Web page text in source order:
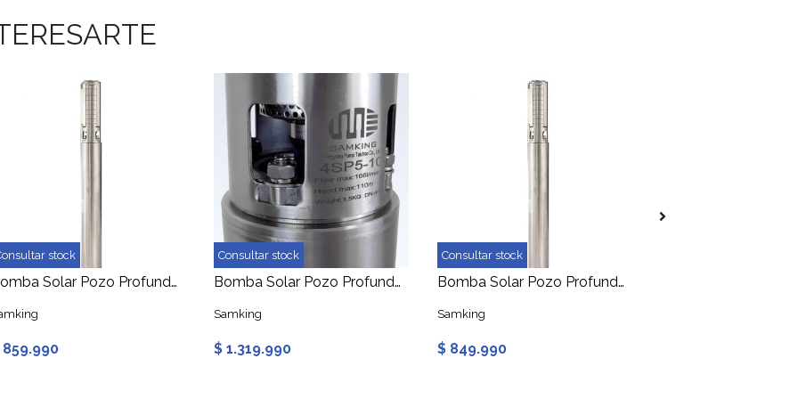
stock
Bomba Solar Pozo Profundo 4" 240V 24m3/hr 51mca 2250W DC/AC
859.990
Consultar stock
Bomba Solar Pozo Profundo 5" 360V 33m3/hr 77mca 3750W DC
Samking
$ 1.319.990
Consultar stock
Bomba Solar Pozo Profundo 4" 240V 15.9m3/hr 55mca 1500W DC
Samking
$ 849.990